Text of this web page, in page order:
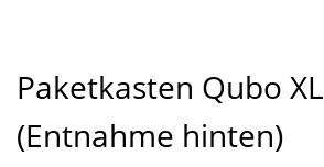
Anfang
der
Bildergalerie
springen
Paketkasten Qubo XL
(Entnahme hinten)